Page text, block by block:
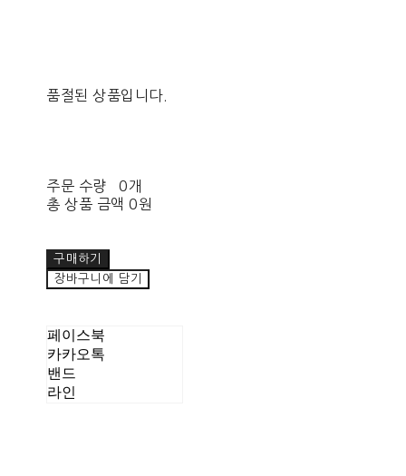
품절된 상품입니다.
주문 수량
0개
총 상품 금액 0원
구매하기
장바구니에 담기
페이스북
카카오톡
밴드
라인